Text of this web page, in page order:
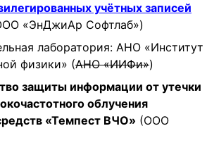
учётных записей
«ЭнДжиАр Софтлаб»)
лаборатория: АНО «Институт
физики» (АНО «ИИФи»)
защиты информации от утечки
облучения
«Темпест ВЧО» (ООО